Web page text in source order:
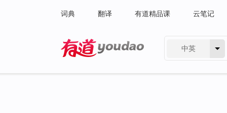
词典 翻译 有道精品课 云笔记
中英